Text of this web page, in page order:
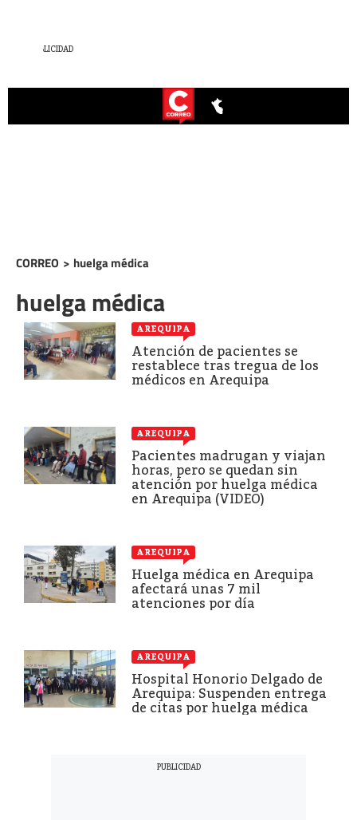
CORREO > huelga médica
huelga médica
AREQUIPA
Atención de pacientes se
restablece tras tregua de los
médicos en Arequipa
AREQUIPA
Pacientes madrugan y viajan
horas, pero se quedan sin
atención por huelga médica
en Arequipa (VIDEO)
AREQUIPA
Huelga médica en Arequipa
afectará unas 7 mil
atenciones por día
AREQUIPA
Hospital Honorio Delgado de
Arequipa: Suspenden entrega
de citas por huelga médica